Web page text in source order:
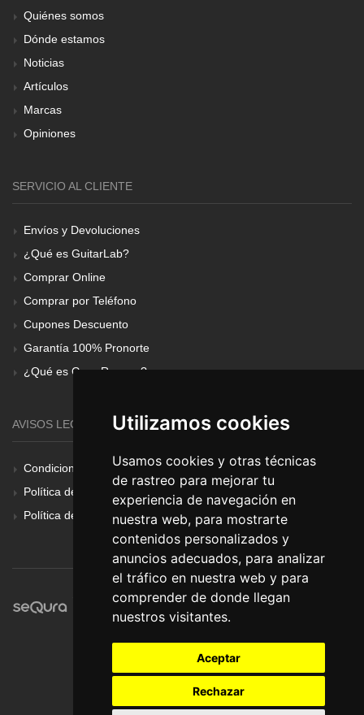
Utilizamos cookies
Usamos cookies y otras técnicas
de rastreo para mejorar tu
experiencia de navegación en
nuestra web, para mostrarte
contenidos personalizados y
anuncios adecuados, para analizar
el tráfico en nuestra web y para
comprender de donde llegan
nuestros visitantes.
Aceptar
Rechazar
Quiénes somos
Dónde estamos
Noticias
Artículos
Marcas
Opiniones
SERVICIO AL CLIENTE
Envíos y Devoluciones
¿Qué es GuitarLab?
Comprar Online
Comprar por Teléfono
Cupones Descuento
Garantía 100% Pronorte
¿Qué es Gear Renove?
AVISOS LEGALES
Condiciones Generales
Política de Cookies
Política de Privacidad